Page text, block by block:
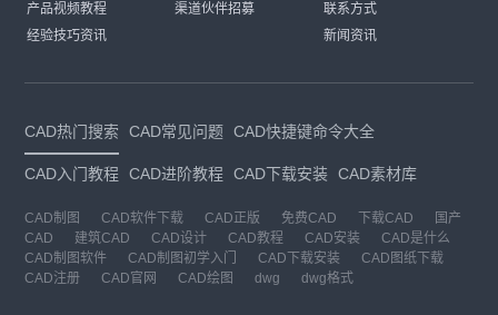
产品视频教程
经验技巧资讯
渠道伙伴招募
联系方式
新闻资讯
CAD热门搜索 CAD常见问题 CAD快捷键命令大全
CAD入门教程 CAD进阶教程 CAD下载安装 CAD素材库
CAD制图 CAD软件下载 CAD正版 免费CAD 下载CAD
国产
CAD
建筑CAD CAD设计 CAD教程 CAD安装
CAD是什么
CAD制图软件
CAD制图初学入门 CAD下载安装
CAD图纸下载
CAD注册
CAD官网 CAD绘图 dwg dwg格式